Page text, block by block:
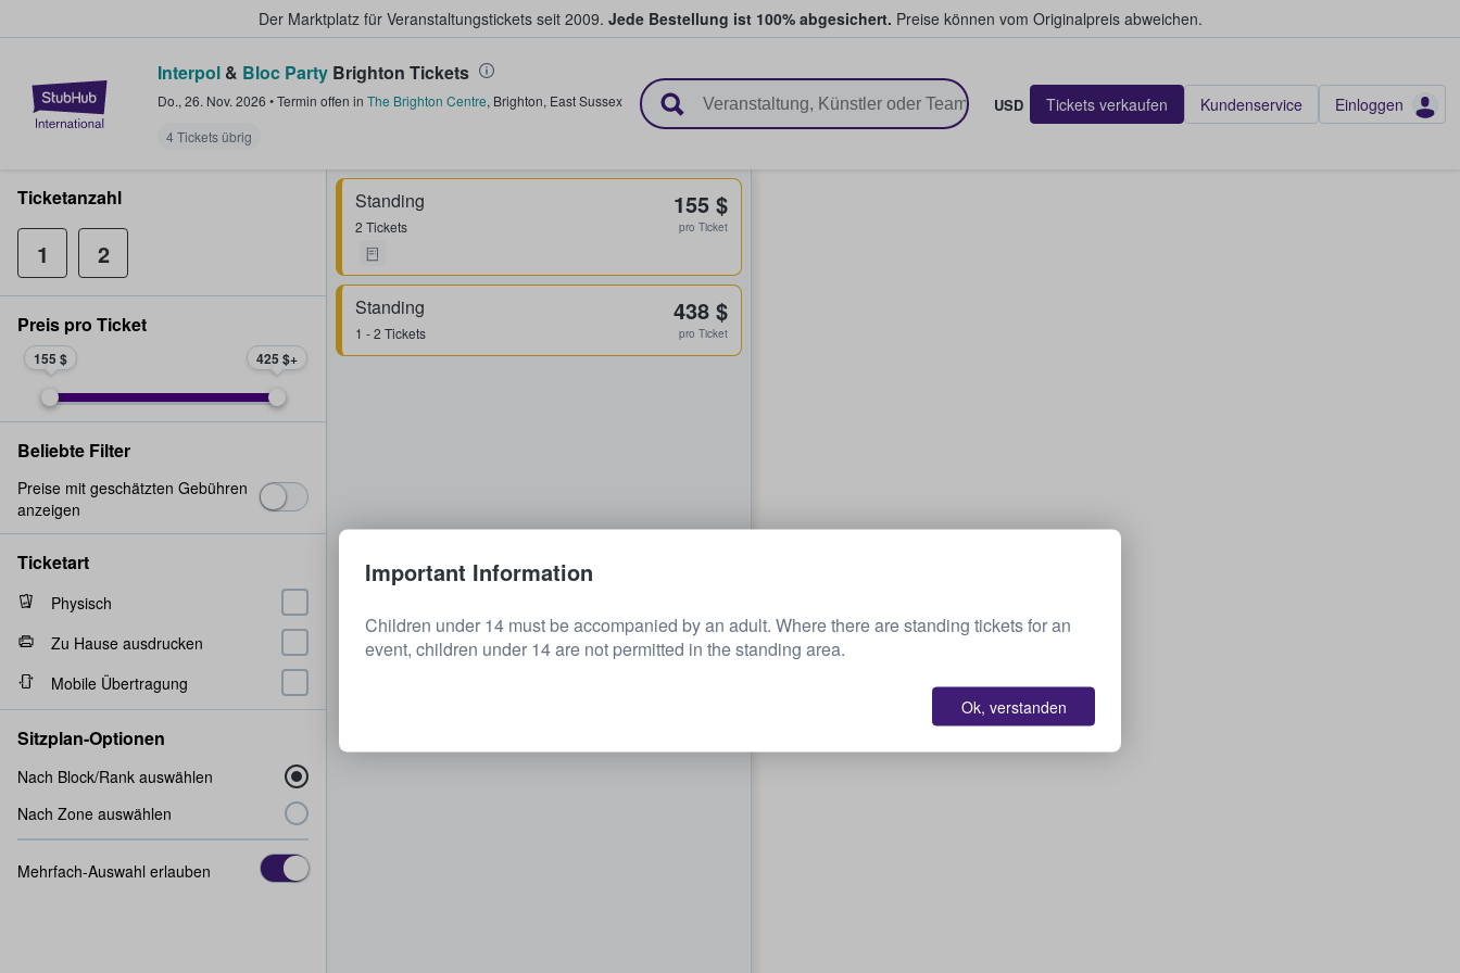
Der Marktplatz für Veranstaltungstickets seit 2009. Jede Bestellung ist 100% abgesichert. Preise können vom Originalpreis abweichen.
StubHub - Wo Fans Tickets kaufen & verkaufen
Interpol & Bloc Party Brighton Tickets
Do., 26. Nov. 2026 •Termin offen in The Brighton Centre, Brighton, East Sussex
4 Tickets übrig
USD Tickets verkaufen Kundenservice Einloggen
Standing
2 Tickets
155 $
pro Ticket
Standing
1 - 2 Tickets
438 $
pro Ticket
Ticketanzahl
1 2
Preis pro Ticket
155 $ 425 $
Beliebte Filter
Preise mit geschätzten Gebühren
anzeigen
Ticketart
Physisch
Zu Hause ausdrucken
Mobile Übertragung
Sitzplan-Optionen
Nach Block/Rank auswählen
Nach Zone auswählen
Mehrfach-Auswahl erlauben
Important Information
Children under 14 must be accompanied by an adult. Where there are standing tickets for an
event, children under 14 are not permitted in the standing area.
Ok, verstanden